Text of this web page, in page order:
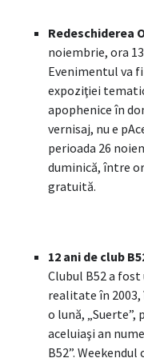
Redeschiderea
noiembrie, ora
Evenimentul va
expoziţiei
apophenice în
vernisaj, nu e
perioada 26
duminică, între
gratuită.
12 ani de club
Clubul B52 a fost
realitate în 2003,
o lună,
aceluiaşi an
B52”.